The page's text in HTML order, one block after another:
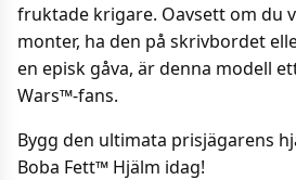
fruktade krigare. Oavsett om du
monter, ha den på skrivbordet
en episk gåva, är denna modell
Wars™-fans.
Bygg den ultimata prisjägarens
Boba Fett™ Hjälm idag!